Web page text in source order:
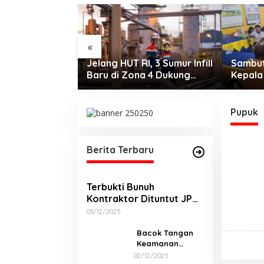
«
Jelang HUT RI, 3 Sumur Infill
Baru di Zona 4 Dukung
Kedaulatan Energi
Kepala
Rapat
Berita Terbaru
Terbukti Bunuh
Kontraktor Dituntut JPU
Pidana Mati
03/12/2025
Bacok Tangan
Keamanan
Pasar. Siap-Siap
02/12/2025
Pupuk